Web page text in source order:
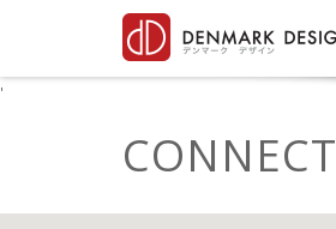
'
CONNECT